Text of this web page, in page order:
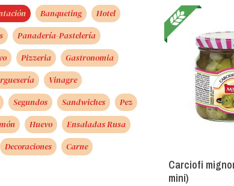
Banqueting
Hotel
Panadería-Pastelería
Pizzeria
Gastronomia
Vinagre
Segundos Sandwiches
Pez
Huevo
Ensaladas Rusa
Decoraciones Carne
Carciofi
mini)